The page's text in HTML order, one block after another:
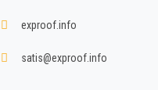
exproof.info
satis@exproof.info